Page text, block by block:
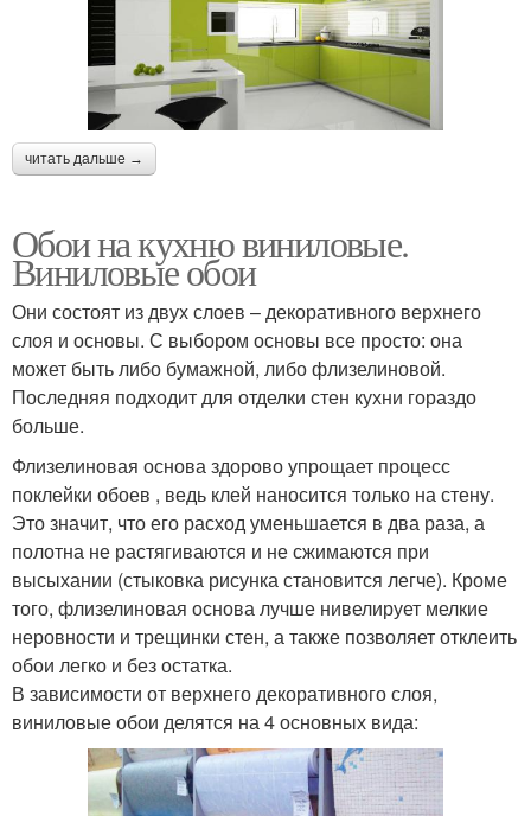
читать дальше →
Обои на кухню виниловые.
Виниловые обои
Они состоят из двух слоев – декоративного верхнего
слоя и основы. С выбором основы все просто: она
может быть либо бумажной, либо флизелиновой.
Последняя подходит для отделки стен кухни гораздо
больше.
Флизелиновая основа здорово упрощает процесс
поклейки обоев , ведь клей наносится только на стену.
Это значит, что его расход уменьшается в два раза, а
полотна не растягиваются и не сжимаются при
высыхании (стыковка рисунка становится легче). Кроме
того, флизелиновая основа лучше нивелирует мелкие
неровности и трещинки стен, а также позволяет отклеить
обои легко и без остатка.
В зависимости от верхнего декоративного слоя,
виниловые обои делятся на 4 основных вида: